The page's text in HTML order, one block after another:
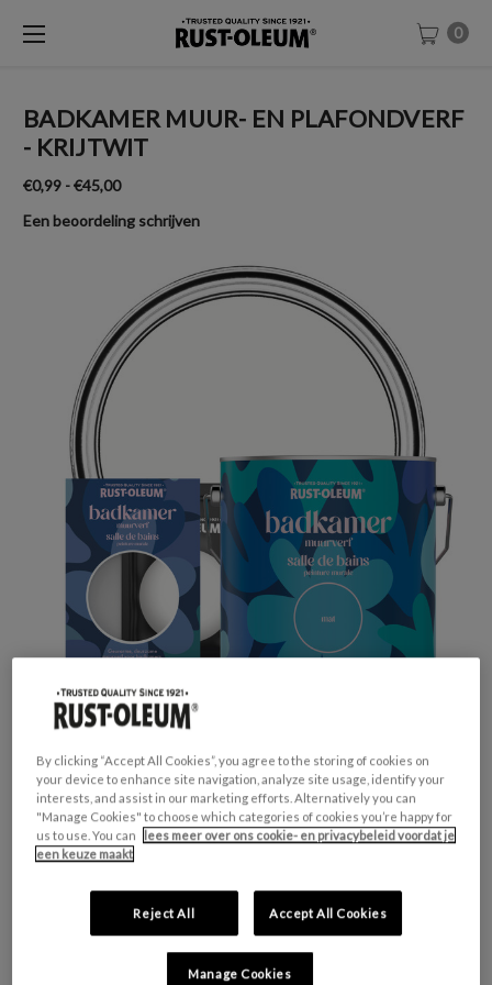
0
BADKAMER MUUR- EN PLAFONDVERF
- KRIJTWIT
€0,99 - €45,00
Een beoordeling schrijven
GESCHIKT VOOR: Muren en Plafonds
KLEURGROEP:
KLEURCOLLECTIE: Neutrale tinten
By clicking “Accept All Cookies”, you agree to the storing of cookies on
your device to enhance site navigation, analyze site usage, identify your
interests, and assist in our marketing efforts. Alternatively you can
"Manage Cookies" to choose which categories of cookies you’re happy for
us to use. You can
lees meer over ons cookie- en privacybeleid voordat je
een keuze maakt
Reject All Accept All Cookies
Manage Cookies